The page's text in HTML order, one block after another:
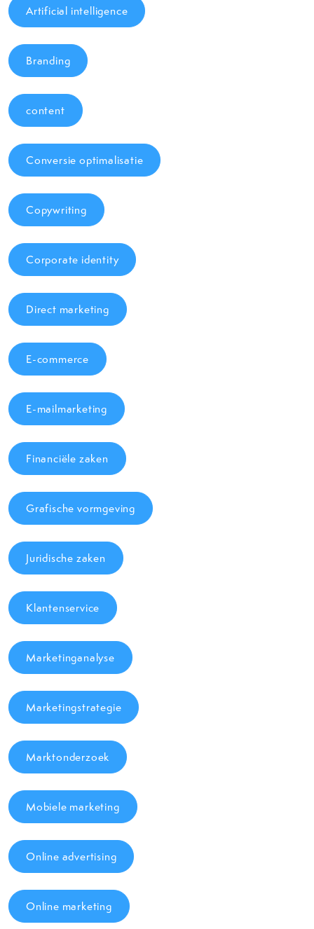
Artificial intelligence
Branding
content
Conversie optimalisatie
Copywriting
Corporate identity
Direct marketing
E-commerce
E-mailmarketing
Financiële zaken
Grafische vormgeving
Juridische zaken
Klantenservice
Marketinganalyse
Marketingstrategie
Marktonderzoek
Mobiele marketing
Online advertising
Online marketing